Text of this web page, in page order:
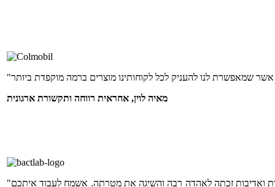
מאיה לוין, אחראית רווחה ותקשורת ארגונית
"היה ממש תענוג לעבוד איתכם! מפת הטעמים שהופקו עבור לקוחותינו במקצועיות, בזריזות ואדיבות זכתה לאהדה רבה והשיגה את מטרתה. אשמח לעבוד איתכם